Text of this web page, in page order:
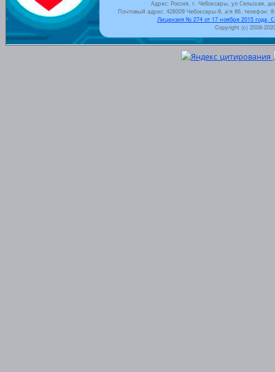
Адрес: Россия, г. Чебоксары, ул Сельская,
Почтовый адрес: 428009 Чебоксары-9, а/я 86, телефон:
Лицензия № 274 от 17 ноября 2015 года,
Copyright (c) 2008-